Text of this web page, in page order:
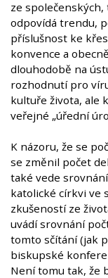
ze
odpovídá trendu,
příslušnost ke
konvence a
dlouhodobě na
rozhodnutí pro
kultuře života, ale
veřejné „úřední
K názoru, že se
se změnil počet
také vede
katolické církvi ve
zkušeností ze
uvádí srovnání
tomto sčítání (jak
biskupské
Není tomu tak, že